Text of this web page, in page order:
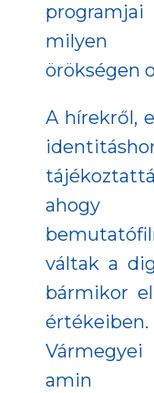
milyen
örökségen
A hírekről,
ahogy
váltak a
bármikor
Vármegyei
amin